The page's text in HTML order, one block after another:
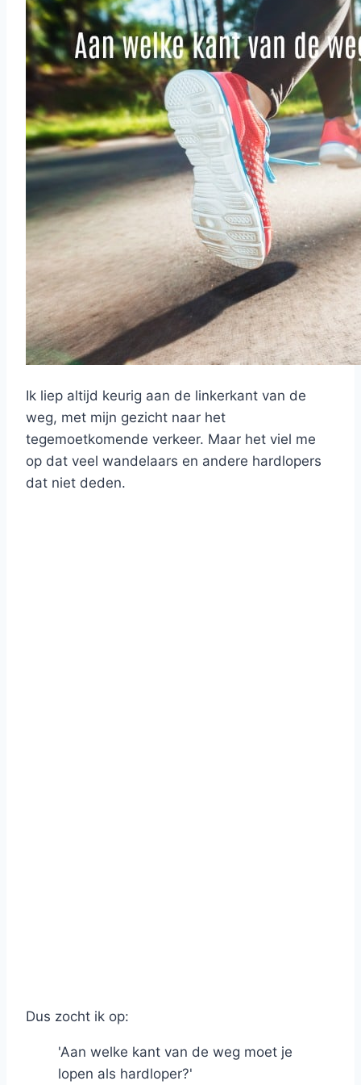
Ik liep altijd keurig aan de linkerkant van de
weg, met mijn gezicht naar het
tegemoetkomende verkeer. Maar het viel me
op dat veel wandelaars en andere hardlopers
dat niet deden.
Dus zocht ik op:
'Aan welke kant van de weg moet je
lopen als hardloper?'